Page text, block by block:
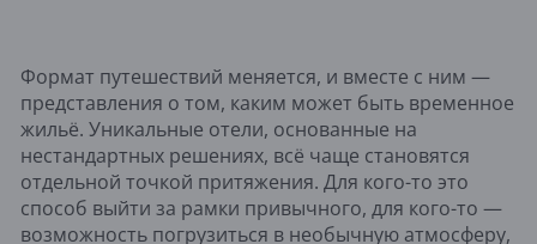
Формат путешествий меняется, и вместе с ним —
представления о том, каким может быть временное
жильё. Уникальные отели, основанные на
нестандартных решениях, всё чаще становятся
отдельной точкой притяжения. Для кого-то это
способ выйти за рамки привычного, для кого-то —
возможность погрузиться в необычную атмосферу,